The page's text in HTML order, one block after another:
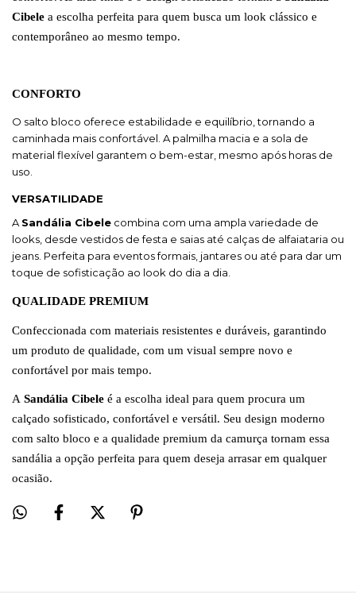
Cibele a escolha perfeita para quem busca um look clássico e
contemporâneo ao mesmo tempo.
CONFORTO
O salto bloco oferece estabilidade e equilíbrio, tornando a
caminhada mais confortável. A palmilha macia e a sola de
material flexível garantem o bem-estar, mesmo após horas de
uso.
VERSATILIDADE
ASandália Cibele combina com uma ampla variedade de
looks, desde vestidos de festa e saias até calças de alfaiataria ou
jeans. Perfeita para eventos formais, jantares ou até para dar um
toque de sofisticação ao look do dia a dia.
QUALIDADE PREMIUM
Confeccionada com materiais resistentes e duráveis, garantindo
um produto de qualidade, com um visual sempre novo e
confortável por mais tempo.
A Sandália Cibele é a escolha ideal para quem procura um
calçado sofisticado, confortável e versátil. Seu design moderno
com salto bloco e a qualidade premium da camurça tornam essa
sandália a opção perfeita para quem deseja arrasar em qualquer
ocasião.